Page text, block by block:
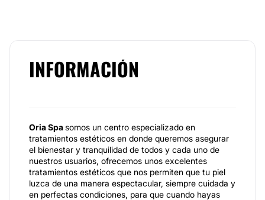
INFORMACIÓN
Oria Spasomos un centro especializado en
tratamientos estéticos en donde queremos asegurar
el bienestar y tranquilidad de todos y cada uno de
nuestros usuarios, ofrecemos unos excelentes
tratamientos estéticos que nos permiten que tu piel
luzca de una manera espectacular, siempre cuidada y
en perfectas condiciones, para que cuando hayas